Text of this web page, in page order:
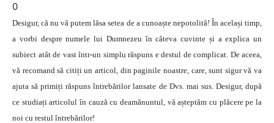
0
Desigur, că nu vă putem lăsa setea de a cunoaște nepotolită! În același timp,
a vorbi despre numele lui Dumnezeu în câteva cuvinte și a explica un
subiect atât de vast într-un simplu răspuns e destul de complicat. De aceea,
vă recomand să citiți un articol, din paginile noastre, care, sunt sigur vă va
ajuta să primiți răspuns întrebărilor lansate de Dvs. mai sus. Desigur, după
ce studiați articolul în cauză cu deamănuntul, vă așteptăm cu plăcere pe la
noi cu restul întrebărilor!